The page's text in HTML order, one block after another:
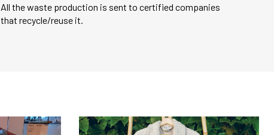
All the waste production is sent to certified companies
that recycle/reuse it.